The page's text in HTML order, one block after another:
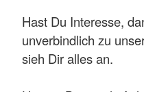
Hast Du Interesse,
unverbindlich zu
sieh Dir alles an.